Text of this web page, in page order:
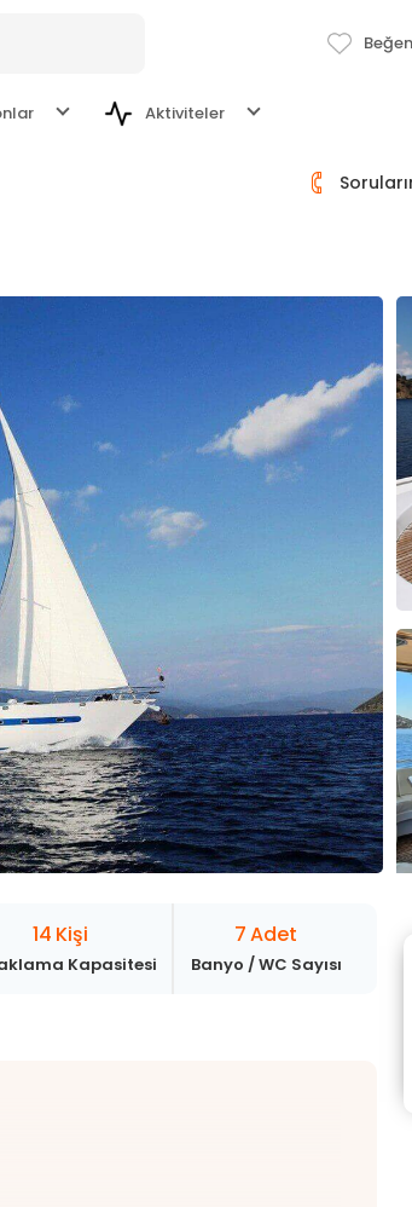
ESMA SULTAN
Gulet
€ 5.750 / Gün
ANGELO 2
Gulet
Kiralık Yatlar
ESMA SULTAN
Gulet 42 m
€ 5.750 / Gün
ANGELO 2
Gulet 35 m
€ 3.750 / Gün
Aktiviteler
Adrenalin
TÜMÜ
14 Kişi
Kapasitesi
7Adet
Banyo / WC Sayısı